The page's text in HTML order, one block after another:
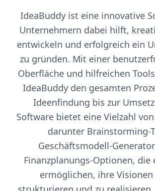
IdeaBuddy ist eine innovative
Unternehmern dabei hilft,
entwickeln und erfolgreich ein
zu gründen. Mit einer
Oberfläche und hilfreichen
IdeaBuddy den gesamten
Ideenfindung bis zur
Software bietet eine Vielzahl
darunter Brainstorming-
Geschäftsmodell-
Finanzplanungs-Optionen, die
ermöglichen, ihre Visionen